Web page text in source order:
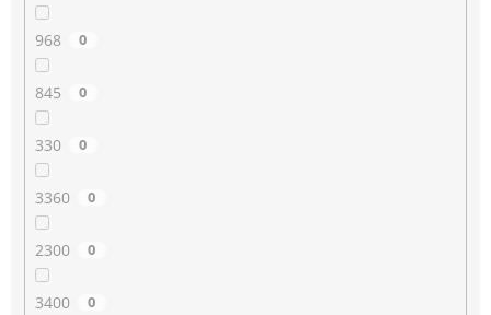
968 0
845 0
330 0
3360 0
2300 0
3400 0